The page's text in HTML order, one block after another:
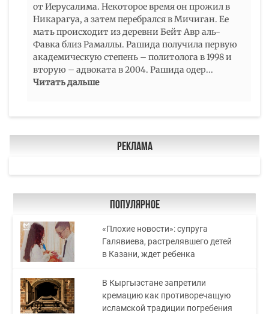
от Иерусалима. Некоторое время он прожил в
Никарагуа, а затем перебрался в Мичиган. Ее
мать происходит из деревни Бейт Авр аль-
Фавка близ Рамаллы. Рашида получила первую
академическую степень – политолога в 1998 и
вторую – адвоката в 2004. Рашида одер...
Читать дальше
Реклама
Популярное
«Плохие новости»: супруга
Галявиева, растрелявшего детей
в Казани, ждет ребенка
В Кыргызстане запретили
кремацию как противоречащую
исламской традиции погребения